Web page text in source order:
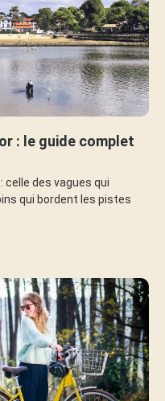
: le guide complet
celle des vagues qui
qui bordent les pistes